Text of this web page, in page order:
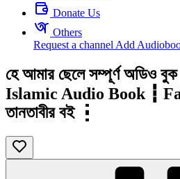
Donate Us
Others
Request a channel Add
হে আমার ছেলে সম্পূর্ণ অডিও
Islamic Audio Book ┇
তানতাবীর বই ┇